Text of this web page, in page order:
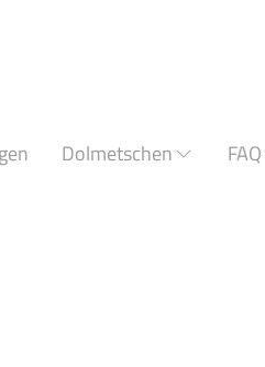
Dolmetschen FAQ